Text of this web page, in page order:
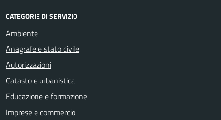
CATEGORIE DI SERVIZIO
Ambiente
Anagrafe e stato civile
Autorizzazioni
Catasto e urbanistica
Educazione e formazione
Imprese e commercio